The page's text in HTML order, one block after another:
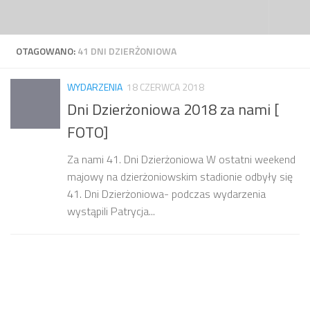
OTAGOWANO:41 DNI DZIERŻONIOWA
WYDARZENIA 18 CZERWCA 2018
Dni Dzierżoniowa 2018 za nami [
FOTO]
Za nami 41. Dni Dzierżoniowa W ostatni weekend
majowy na dzierżoniowskim stadionie odbyły się
41. Dni Dzierżoniowa- podczas wydarzenia
wystąpili Patrycja...